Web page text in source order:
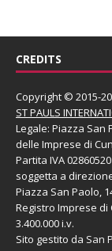
CREDITS
Copyright © 2015-
ST PAULS
Legale: Piazza San
delle Imprese di
Partita IVA
soggetta a
Piazza San Paolo,
Registro Imprese di
3.400.000 i.v.
Sito gestito da San